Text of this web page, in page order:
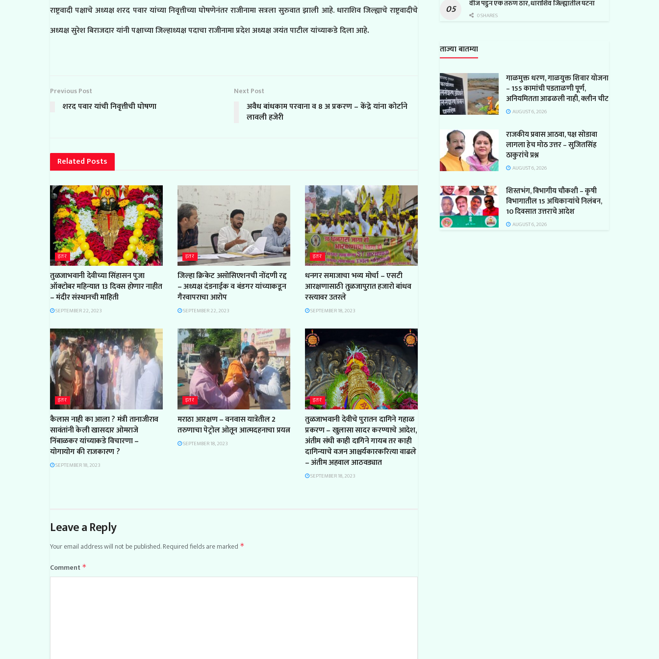
राष्ट्रवादी पक्षाचे अध्यक्ष शरद पवार यांच्या निवृत्तीच्या घोषणेनंतर राजीनामा सत्रला सुरुवात झाली आहे. धाराशिव जिल्ह्याचे राष्ट्रवादीचे
अध्यक्ष सुरेश बिराजदार यांनी पक्षाच्या जिल्हाध्यक्ष पदाचा राजीनामा प्रदेश अध्यक्ष जयंत पाटील यांच्याकडे दिला आहे.
Previous Post
शरद पवार यांची निवृत्तीची घोषणा
Next Post
अवैध बांधकाम परवाना व 8 अ प्रकरण – केंद्रे यांना कोर्टाने
लावली हजेरी
Related Posts
इतर
तुळजाभवानी देवीच्या सिंहासन पुजा
ऑक्टोबर महिन्यात 13 दिवस होणार नाहीत
– मंदीर संस्थानची माहिती
SEPTEMBER 22, 2023
इतर
जिल्हा क्रिकेट असोसिएशनची नोंदणी रद्द
– अध्यक्ष दंडनाईक व बंडगर यांच्याकडून
गैरवापराचा आरोप
SEPTEMBER 22, 2023
इतर
धनगर समाजाचा भव्य मोर्चा – एसटी
आरक्षणासाठी तुळजापुरात हजारो बांधव
रस्त्यावर उतरले
SEPTEMBER 18, 2023
इतर
कैलास नाही का आला ? मंत्री तानाजीराव
सावंतांनी केली खासदार ओमराजे
निंबाळकर यांच्याकडे विचारणा –
योगायोग की राजकारण ?
SEPTEMBER 18, 2023
इतर
मराठा आरक्षण – वनवास यात्रेतील 2
तरुणाचा पेट्रोल ओतून आत्मदहनाचा प्रयत्न
SEPTEMBER 18, 2023
इतर
तुळजाभवानी देवीचे पुरातन दागिने गहाळ
प्रकरण – खुलासा सादर करण्याचे आदेश,
अंतीम संधी काही दागिने गायब तर काही
दागिन्याचे वजन आश्चर्यकारकरित्या वाढले
– अंतीम अहवाल आठवड्यात
SEPTEMBER 18, 2023
Leave a Reply
Your email address will not be published.Required fields are marked *
Comment *
वीज पडुन एक तरुण ठार, धाराशिव जिल्ह्यातील घटना
0 SHARES
ताज्या बातम्या
गाळमुक्त धरण, गाळयुक्त शिवार योजना
– 155 कामांची पडताळणी पूर्ण,
अनियमितता आढळली नाही, क्लीन चीट
AUGUST 6, 2026
राजकीय प्रवास आठवा, पक्ष सोडावा
लागला हेच मोठ उत्तर – सुजितसिंह
ठाकुरांचे प्रश्न
AUGUST 6, 2026
शिस्तभंग, विभागीय चौकशी – कृषी
विभागातील 15 अधिकाऱ्यांचे निलंबन,
10 दिवसात उत्तराचे आदेश
AUGUST 6, 2026